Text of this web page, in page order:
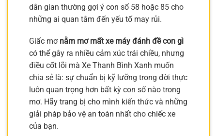
dân gian thường gợi ý con số 58 hoặc 85 cho
những ai quan tâm đến yếu tố may rủi.
Giấc mơ nằm mơ mất xe máy đánh đề con gì
có thể gây ra nhiều cảm xúc trái chiều, nhưng
điều cốt lõi mà Xe Thanh Bình Xanh muốn
chia sẻ là: sự chuẩn bị kỹ lưỡng trong đời thực
luôn quan trọng hơn bất kỳ con số nào trong
mơ. Hãy trang bị cho mình kiến thức và những
giải pháp bảo vệ an toàn nhất cho chiếc xe
của bạn.